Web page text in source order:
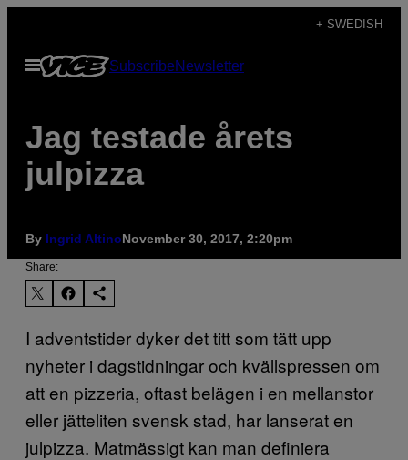
content
+ SWEDISH
Open
Menu
SubscribeNewsletter
Jag testade årets
julpizza
By Ingrid AltinoNovember 30, 2017, 2:20pm
Share:
I adventstider dyker det titt som tätt upp
nyheter i dagstidningar och kvällspressen om
att en pizzeria, oftast belägen i en mellanstor
eller jätteliten svensk stad, har lanserat en
julpizza. Matmässigt kan man definiera